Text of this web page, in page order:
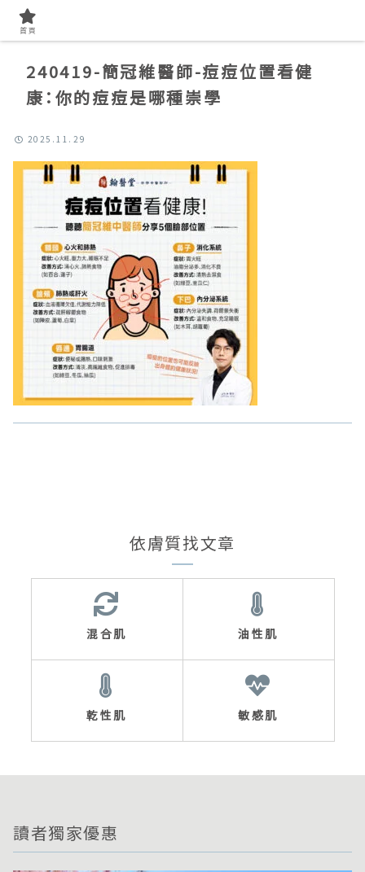
240419-簡冠維醫師-痘痘位置看健
康：你的痘痘是哪種崇學
2025.11.29
依膚質找文章
混合肌 油性肌
乾性肌 敏感肌
讀者獨家優惠
首頁